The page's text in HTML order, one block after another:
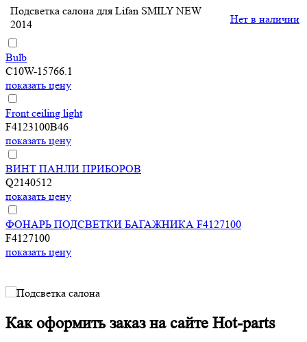
Подсветка салона для Lifan SMILY NEW
2014
Нет в наличии
Bulb
C10W-15766.1
показать цену
Front ceiling light
F4123100B46
показать цену
ВИНТ ПАНЛИ ПРИБОРОВ
Q2140512
показать цену
ФОНАРЬ ПОДСВЕТКИ БАГАЖНИКА F4127100
F4127100
показать цену
Как оформить заказ на сайте Hot-parts